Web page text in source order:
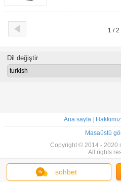
1 / 2
sohbet
Dil değiştir
Ana sayfa
Masaüstü
Copyright © 2014 - 2020
All rights